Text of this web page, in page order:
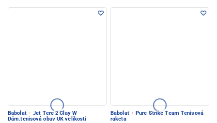
Babolat · Jet Tere 2 Clay W
Dám.tenisová obuv UK velikosti
Babolat · Pure Strike Team Tenisová
raketa